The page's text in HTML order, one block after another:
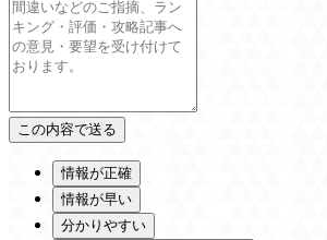
情報が正確
情報が早い
分かりやすい